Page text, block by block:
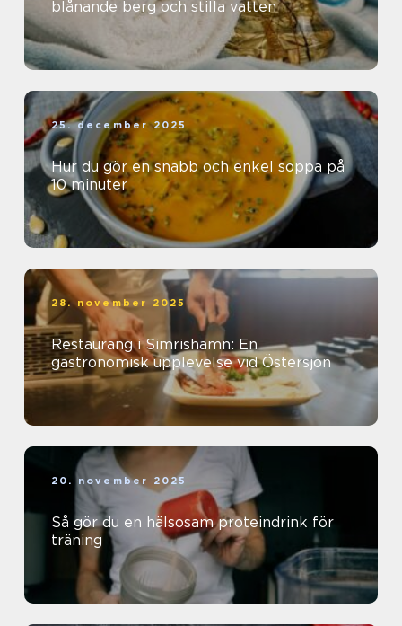
blånande berg och stilla vatten
25. december 2025
Hur du gör en snabb och enkel soppa på
10 minuter
28. november 2025
Restaurang i Simrishamn: En
gastronomisk upplevelse vid Östersjön
20. november 2025
Så gör du en hälsosam proteindrink för
träning